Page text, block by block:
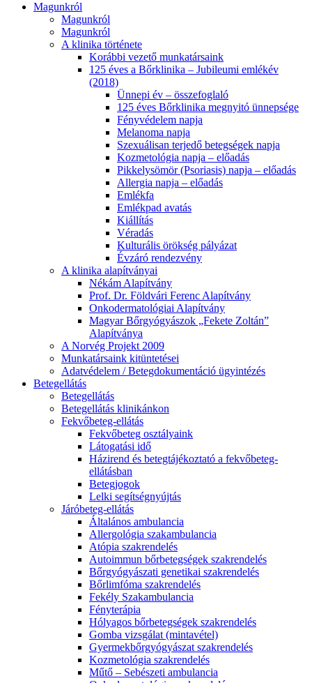
Magunkról
Magunkról
Magunkról
A klinika története
Korábbi vezető munkatársaink
125 éves a Bőrklinika – Jubileumi emlékév
(2018)
Ünnepi év – összefoglaló
125 éves Bőrklinika megnyitó ünnepsége
Fényvédelem napja
Melanoma napja
Szexuálisan terjedő betegségek napja
Kozmetológia napja – előadás
Pikkelysömör (Psoriasis) napja – előadás
Allergia napja – előadás
Emlékfa
Emlékpad avatás
Kiállítás
Véradás
Kulturális örökség pályázat
Évzáró rendezvény
A klinika alapítványai
Nékám Alapítvány
Prof. Dr. Földvári Ferenc Alapítvány
Onkodermatológiai Alapítvány
Magyar Bőrgyógyászok „Fekete Zoltán”
Alapítványa
A Norvég Projekt 2009
Munkatársaink kitüntetései
Adatvédelem / Betegdokumentáció ügyintézés
Betegellátás
Betegellátás
Betegellátás klinikánkon
Fekvőbeteg-ellátás
Fekvőbeteg osztályaink
Látogatási idő
Házirend és betegtájékoztató a fekvőbeteg-
ellátásban
Betegjogok
Lelki segítségnyújtás
Járóbeteg-ellátás
Általános ambulancia
Allergológia szakambulancia
Atópia szakrendelés
Autoimmun bőrbetegségek szakrendelés
Bőrgyógyászati genetikai szakrendelés
Bőrlimfóma szakrendelés
Fekély Szakambulancia
Fényterápia
Hólyagos bőrbetegségek szakrendelés
Gomba vizsgálat (mintavétel)
Gyermekbőrgyógyászat szakrendelés
Kozmetológia szakrendelés
Műtő – Sebészeti ambulancia